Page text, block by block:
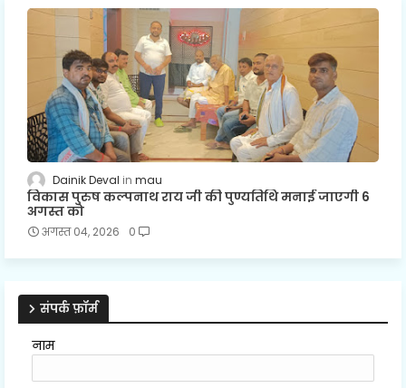
Dainik Deval mau
विकास पुरुष कल्पनाथ राय जी की पुण्यतिथि मनाई जाएगी 6
अगस्त को
अगस्त 04, 2026 0
संपर्क फ़ॉर्म
नाम